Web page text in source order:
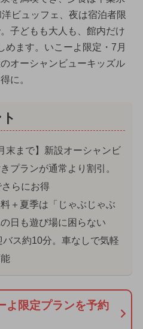
ビュッフェ、夜は宿泊者限
子どもも大人も、館内だけ
めます。いこーよ限定・7月
オーシャンビューキッズル
に。
末まで】新設オーシャンビ
プランが通常より割引。
らにお得
＋夏季は「じゃぶじゃぶ
日も遊び場に困らない
ス約10分。車なしで気軽
よ限定プランを予約